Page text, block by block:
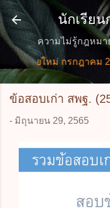
ข้า
นักเรีย
ความไม่รู้กฎหมา
มายใหม่ กรกฎาคม
ข้อสอบเก่า สพฐ.
- มิถุนายน 29, 2565